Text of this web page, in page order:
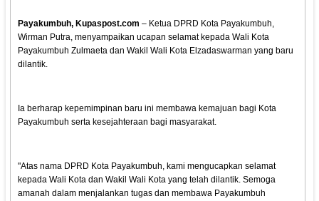
Payakumbuh, Kupaspost.com – Ketua DPRD Kota Payakumbuh,
Wirman Putra, menyampaikan ucapan selamat kepada Wali Kota
Payakumbuh Zulmaeta dan Wakil Wali Kota Elzadaswarman yang baru
dilantik.
Ia berharap kepemimpinan baru ini membawa kemajuan bagi Kota
Payakumbuh serta kesejahteraan bagi masyarakat.
"Atas nama DPRD Kota Payakumbuh, kami mengucapkan selamat
kepada Wali Kota dan Wakil Wali Kota yang telah dilantik. Semoga
amanah dalam menjalankan tugas dan membawa Payakumbuh